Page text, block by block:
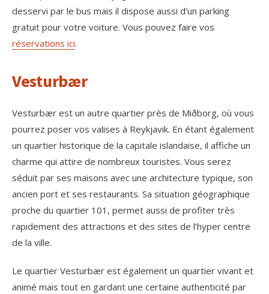
desservi par le bus mais il dispose aussi d’un parking
gratuit pour votre voiture. Vous pouvez faire vos
réservations ici.
Vesturbær
Vesturbær est un autre quartier près de Miðborg, où vous
pourrez poser vos valises à Reykjavik. En étant également
un quartier historique de la capitale islandaise, il affiche un
charme qui attire de nombreux touristes. Vous serez
séduit par ses maisons avec une architecture typique, son
ancien port et ses restaurants. Sa situation géographique
proche du quartier 101, permet aussi de profiter très
rapidement des attractions et des sites de l’hyper centre
de la ville.
Le quartier Vesturbær est également un quartier vivant et
animé mais tout en gardant une certaine authenticité par